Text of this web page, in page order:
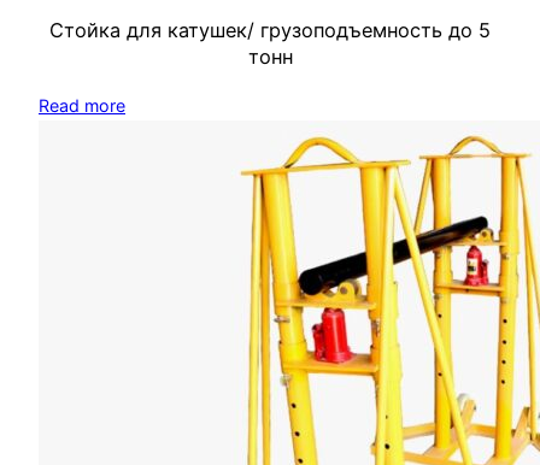
Стойка для катушек/ грузоподъемность до 5
тонн
Read more